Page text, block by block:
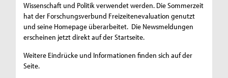
Wissenschaft und Politik verwendet werden. Die Sommerzeit
hat der Forschungsverbund Freizeitenevaluation genutzt
und seine Homepage überarbeitet. Die Newsmeldungen
erscheinen jetzt direkt auf der Startseite.
Weitere Eindrücke und Informationen finden sich auf der
Seite.